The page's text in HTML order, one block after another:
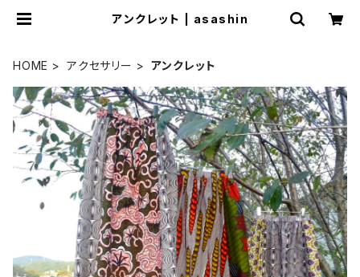
アンクレット | asashin
HOME アクセサリー アンクレット